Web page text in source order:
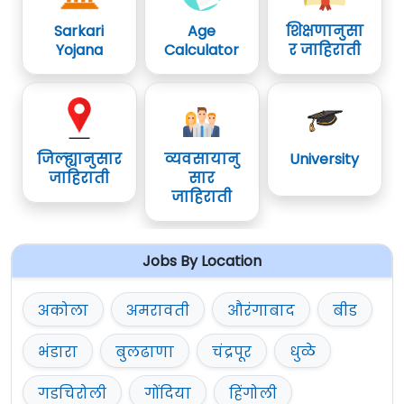
27 ग्रंथपाल /Librarian 01
Educational Qualification For Mira-
Bhayandar Mahanagarpalika Recruitment
2025
क्रमांक
शैक्षणिक पात्रता
1 सिव्हिल इंजिनिअरिंग पदवी
2 मेकॅनिकल इंजिनिअरिंग पदवी
3 इलेक्ट्रिकल इंजिनिअरिंग पदवी
Sarkari
Yojana
Age
Calculator
शिक्षणानुसा
र जाहिराती
जिल्ह्यानुसार
जाहिराती
व्यवसायानु
सार
जाहिराती
University
Jobs By Location
अकोला अमरावती औरंगाबाद
बीड
भंडारा
बुलढाणा चंद्रपूर
धुळे
गडचिरोली
गोंदिया
हिंगोली